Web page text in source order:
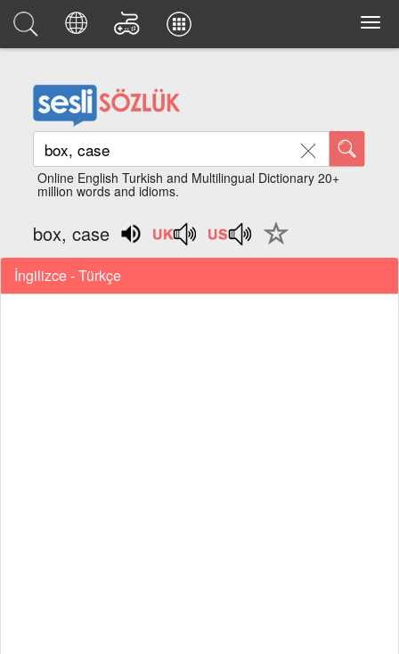
Online English Turkish and Multilingual Dictionary 20+
million words and idioms.
box, case
İngilizce - Türkçe